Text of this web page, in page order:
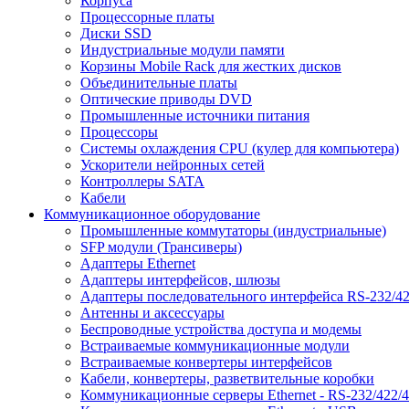
Процессорные платы
Диски SSD
Индустриальные модули памяти
Корзины Mobile Rack для жестких дисков
Объединительные платы
Оптические приводы DVD
Промышленные источники питания
Процессоры
Системы охлаждения CPU (кулер для компьютера)
Ускорители нейронных сетей
Контроллеры SATA
Кабели
Коммуникационное оборудование
Промышленные коммутаторы (индустриальные)
SFP модули (Трансиверы)
Адаптеры Ethernet
Адаптеры интерфейсов, шлюзы
Адаптеры последовательного интерфейса RS-232/
Антенны и аксессуары
Беспроводные устройства доступа и модемы
Встраиваемые коммуникационные модули
Встраиваемые конвертеры интерфейсов
Кабели, конвертеры, разветвительные коробки
Коммуникационные серверы Ethernet - RS-232/422/